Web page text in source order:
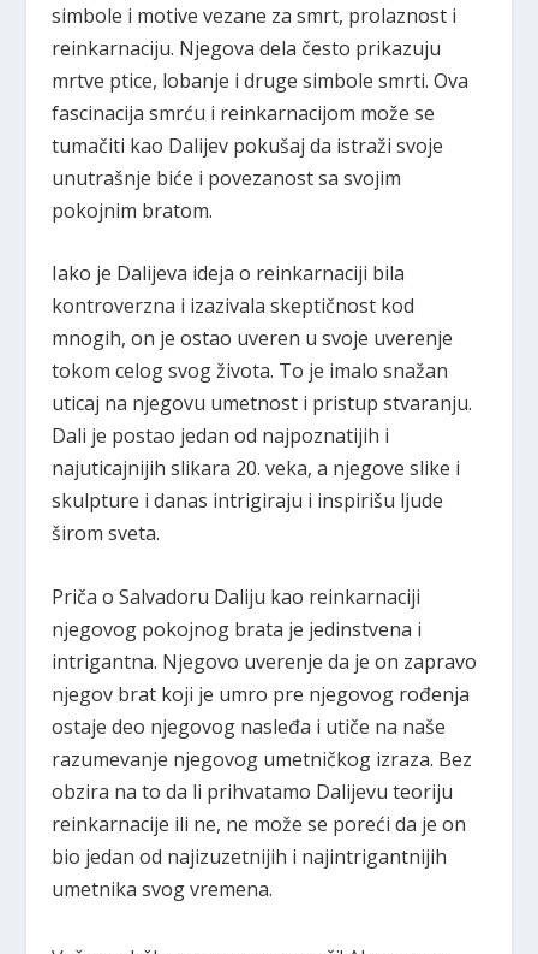
simbole i motive vezane za smrt, prolaznost i
reinkarnaciju. Njegova dela često prikazuju
mrtve ptice, lobanje i druge simbole smrti. Ova
fascinacija smrću i reinkarnacijom može se
tumačiti kao Dalijev pokušaj da istraži svoje
unutrašnje biće i povezanost sa svojim
pokojnim bratom.
Iako je Dalijeva ideja o reinkarnaciji bila
kontroverzna i izazivala skeptičnost kod
mnogih, on je ostao uveren u svoje uverenje
tokom celog svog života. To je imalo snažan
uticaj na njegovu umetnost i pristup stvaranju.
Dali je postao jedan od najpoznatijih i
najuticajnijih slikara 20. veka, a njegove slike i
skulpture i danas intrigiraju i inspirišu ljude
širom sveta.
Priča o Salvadoru Daliju kao reinkarnaciji
njegovog pokojnog brata je jedinstvena i
intrigantna. Njegovo uverenje da je on zapravo
njegov brat koji je umro pre njegovog rođenja
ostaje deo njegovog nasleđa i utiče na naše
razumevanje njegovog umetničkog izraza. Bez
obzira na to da li prihvatamo Dalijevu teoriju
reinkarnacije ili ne, ne može se poreći da je on
bio jedan od najizuzetnijih i najintrigantnijih
umetnika svog vremena.